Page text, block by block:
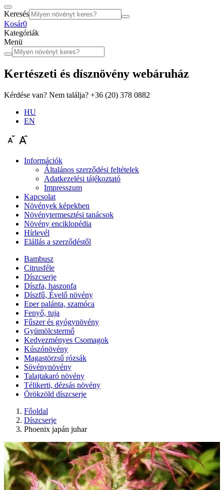
Keresés
Kosár0
Kategóriák
Menü
Kertészeti és dísznövény webáruház
Kérdése van? Nem találja? +36 (20) 378 0882
HU
EN
Információk
Általános szerződési feltételek
Adatkezelési tájékoztató
Impresszum
Kapcsolat
Növények képekben
Növénytermesztési tanácsok
Növény enciklopédia
Hírlevél
Elállás a szerződéstől
Bambusz
Citrusféle
Díszcserje
Díszfa, haszonfa
Díszfű, Évelő növény
Eper palánta, szamóca
Fenyő, tuja
Fűszer és gyógynövény
Gyümölcstermő
Kedvezményes Csomagok
Kúszónövény
Magastörzsű rózsák
Sövénynövény
Talajtakaró növény
Télikerti, dézsás növény
Örökzöld díszcserje
Főoldal
Díszcserje
Phoenix japán juhar